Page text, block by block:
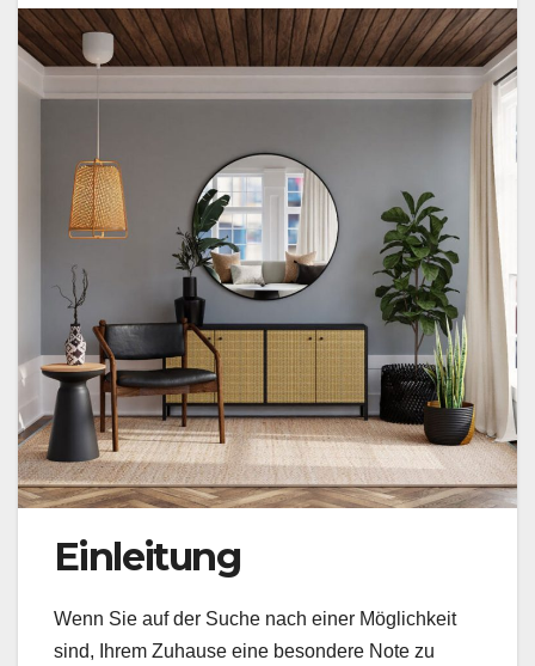
Einleitung
Wenn Sie auf der Suche nach einer Möglichkeit
sind, Ihrem Zuhause eine besondere Note zu